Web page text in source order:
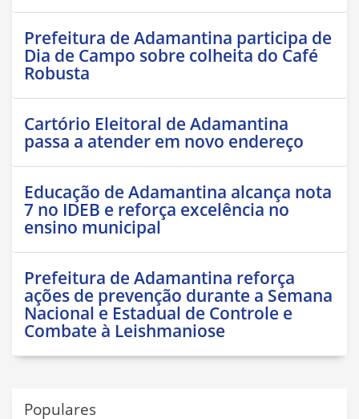
Prefeitura de Adamantina participa de
Dia de Campo sobre colheita do Café
Robusta
Cartório Eleitoral de Adamantina
passa a atender em novo endereço
Educação de Adamantina alcança nota
7 no IDEB e reforça excelência no
ensino municipal
Prefeitura de Adamantina reforça
ações de prevenção durante a Semana
Nacional e Estadual de Controle e
Combate à Leishmaniose
Populares